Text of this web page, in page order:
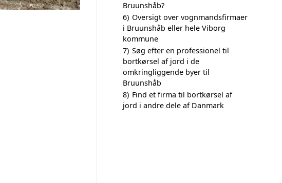
Bruunshåb?
6) Oversigt over vognmandsfirmaer
i Bruunshåb eller hele Viborg
kommune
7) Søg efter en professionel til
bortkørsel af jord i de
omkringliggende byer til
Bruunshåb
8) Find et firma til bortkørsel af
jord i andre dele af Danmark